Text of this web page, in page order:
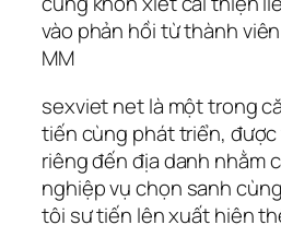
vào phản hồi từ thành
MM
sexviet net là một trong
tiến cùng phát triển,
riêng đến địa danh nhằm
nghiệp vụ chọn sanh
tôi sự tiến lên xuất hiện